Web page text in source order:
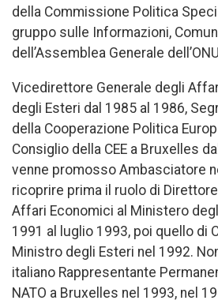
della Commissione Politica
gruppo sulle Informazioni,
dell’Assemblea Generale
Vicedirettore Generale degli
degli Esteri dal 1985 al 1986,
della Cooperazione Politica
Consiglio della CEE a Bruxelles
venne promosso Ambasciatore
ricoprire prima il ruolo di
Affari Economici al Ministero
1991 al luglio 1993, poi quello di
Ministro degli Esteri nel 1992.
italiano Rappresentante
NATO a Bruxelles nel 1993, nel